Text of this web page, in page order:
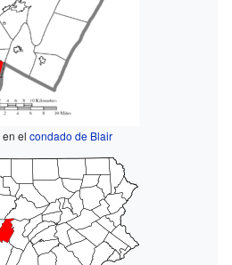
en elcondado de Blair